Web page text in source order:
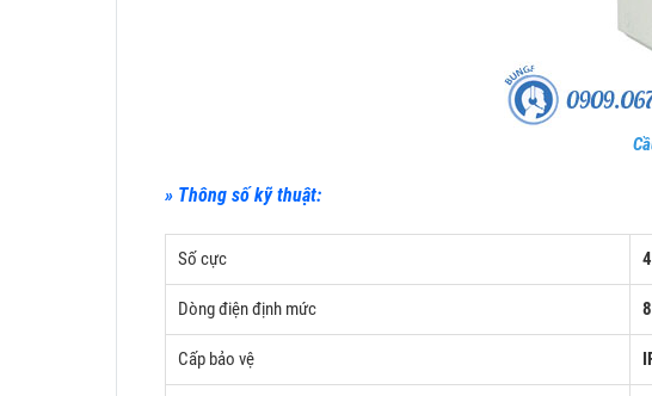
» Thông số kỹ thuật:
Số cực
Dòng điện định mức
Cấp bảo vệ